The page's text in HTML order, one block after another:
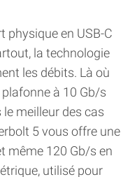
physique en USB-C
la technologie
les débits. Là où
plafonne à 10 Gb/s
meilleur des cas
5 vous offre une
même 120 Gb/s en
utilisé pour